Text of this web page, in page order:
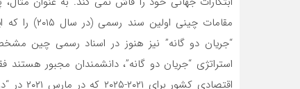
مقامات
“جریان ‌دو گانه” نیز هنوز در اسناد رسمی چین
استراتژی “جریان ‌دو گانه”، دانشمندان مجبور